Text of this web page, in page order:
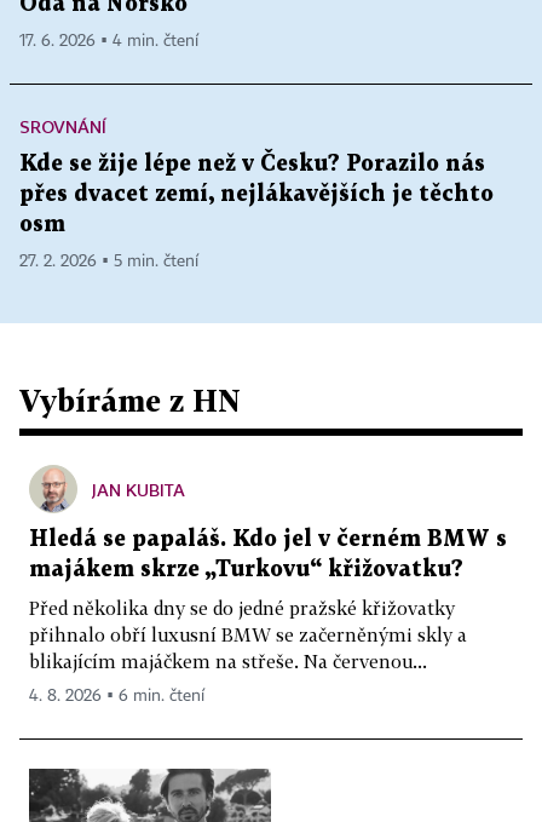
Óda na Norsko
17. 6. 2026 ▪ 4 min. čtení
SROVNÁNÍ
Kde se žije lépe než v Česku? Porazilo nás
přes dvacet zemí, nejlákavějších je těchto
osm
27. 2. 2026 ▪ 5 min. čtení
Vybíráme z HN
JAN KUBITA
Hledá se papaláš. Kdo jel v černém BMW s
majákem skrze „Turkovu“ křižovatku?
Před několika dny se do jedné pražské křižovatky
přihnalo obří luxusní BMW se začerněnými skly a
blikajícím majáčkem na střeše. Na červenou...
4. 8. 2026 ▪ 6 min. čtení